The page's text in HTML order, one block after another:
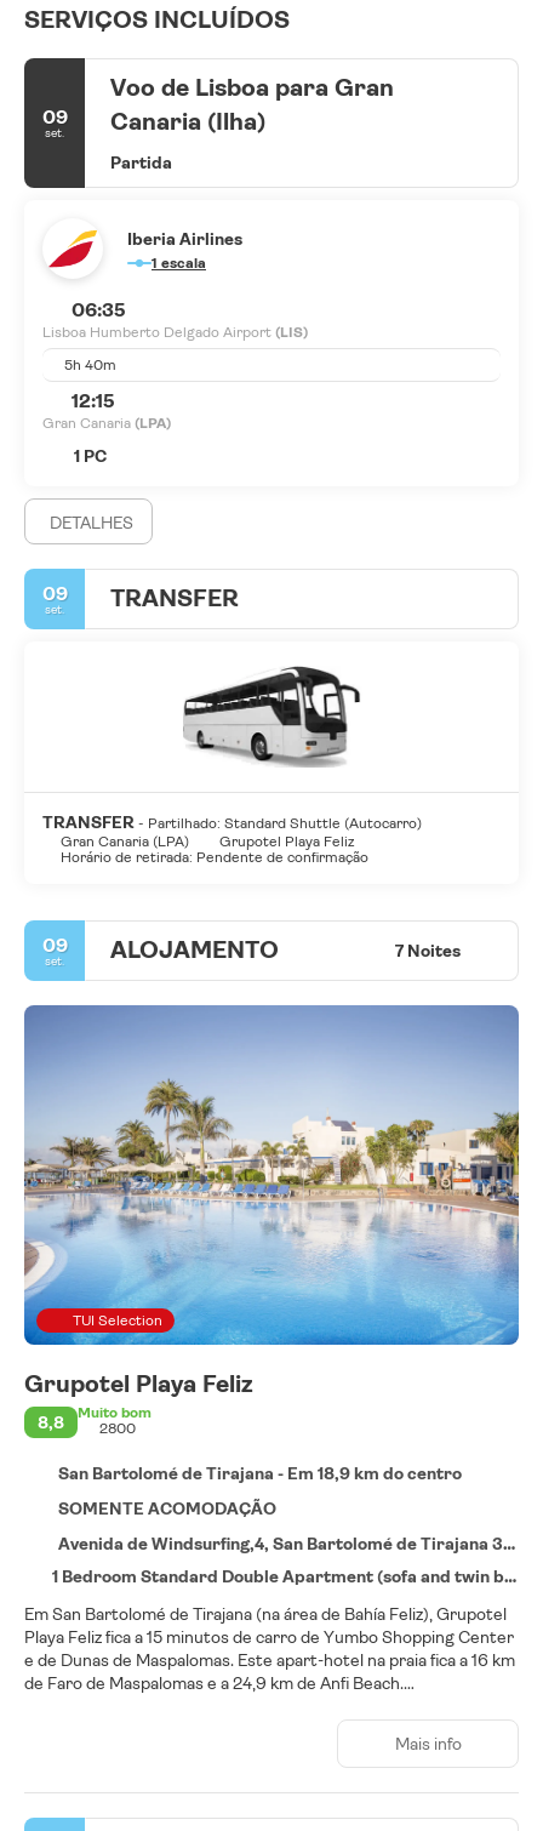
SERVIÇOS INCLUÍDOS
09
set.
Voo de Lisboa para Gran
Canaria (Ilha)
Partida
Iberia Airlines
1 escala
06:35
Lisboa Humberto Delgado Airport (LIS)
5h 40m
12:15
Gran Canaria (LPA)
1 PC
DETALHES
09
set. TRANSFER
TRANSFER - Partilhado: Standard Shuttle (Autocarro)
Gran Canaria (LPA)
Grupotel Playa Feliz
Horário de retirada: Pendente de confirmação
09
set. ALOJAMENTO 7 Noites
TUI Selection
Grupotel Playa Feliz
8,8
Muito bom
2800
San Bartolomé de Tirajana - Em 18,9 km do centro
SOMENTE ACOMODAÇÃO
Avenida de Windsurfing,4, San Bartolomé de Tirajana 35107
1 Bedroom Standard Double Apartment (sofa and twin beds)
Em San Bartolomé de Tirajana (na área de Bahía Feliz), Grupotel
Playa Feliz fica a 15 minutos de carro de Yumbo Shopping Center
e de Dunas de Maspalomas. Este apart-hotel na praia fica a 16 km
de Faro de Maspalomas e a 24,9 km de Anfi Beach.
Relaxe no spa de serviço completo, onde você pode desfrutar de
massagens e tratamentos faciais. Você pode aproveitar as
academia. Este apart-hotel oferece comodidades adicionais,
como Wi-Fi de cortesia e serviços de concierge.
Mais info